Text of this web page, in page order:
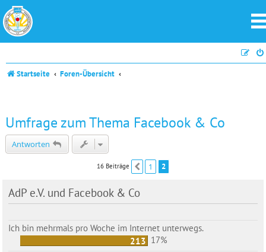
Startseite Foren-Übersicht
Umfrage zum Thema Facebook & Co
Antworten
16 Beiträge Vorherige
1 2
AdP e.V. und Facebook & Co
Ich bin mehrmals pro Woche im Internet unterwegs.
213 17%